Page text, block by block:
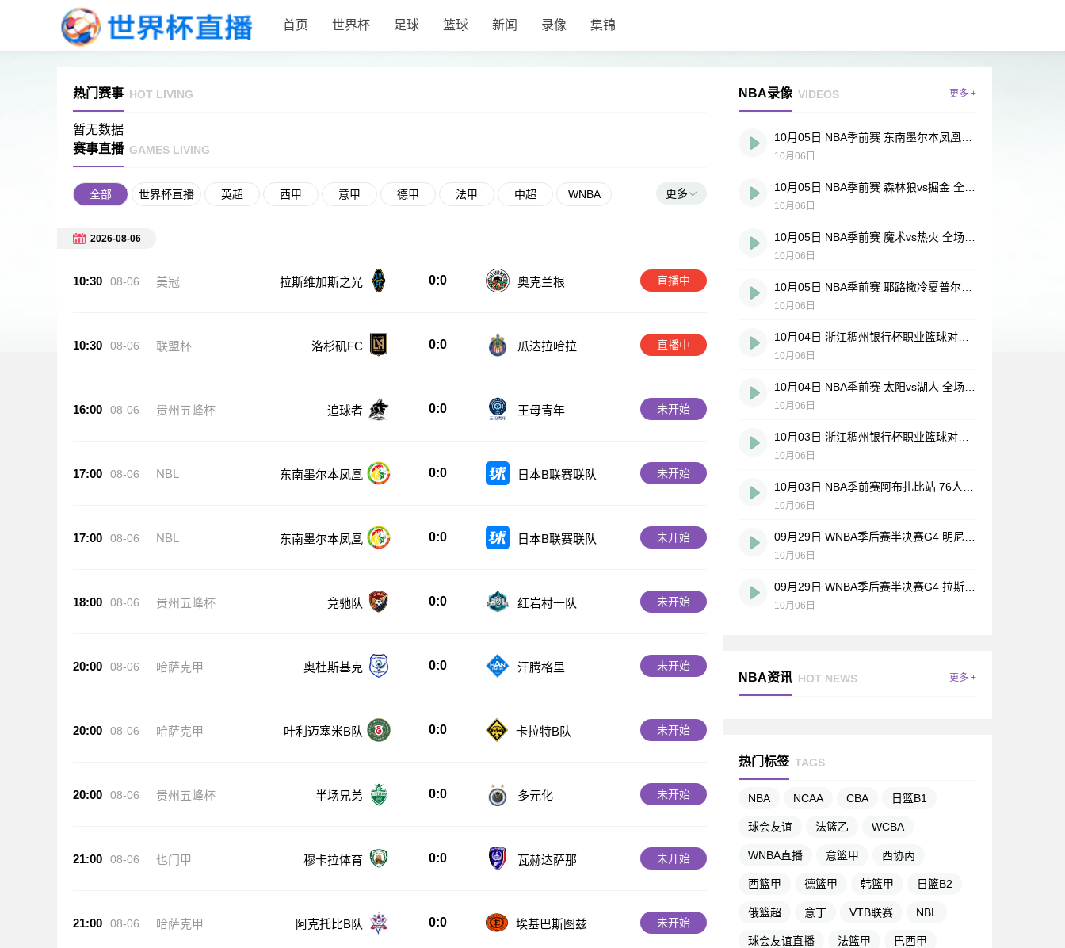
首页 世界杯 足球 篮球 新闻 录像 集锦
热门赛事 HOT LIVING
暂无数据
赛事直播 GAMES LIVING
全部 世界杯直播 英超 西甲 意甲 德甲 法甲 中超 WNBA 更多
2026-08-06
10:30 08-06 美冠 拉斯维加斯之光 0:0 奥克兰根 直播中
10:30 08-06 联盟杯 洛杉矶FC 0:0 瓜达拉哈拉 直播中
16:00 08-06 贵州五峰杯 追球者 0:0 王母青年 未开始
17:00 08-06 NBL 东南墨尔本凤凰 0:0 日本B联赛联队 未开始
17:00 08-06 NBL 东南墨尔本凤凰 0:0 日本B联赛联队 未开始
18:00 08-06 贵州五峰杯 竞驰队 0:0 红岩村一队 未开始
20:00 08-06 哈萨克甲 奥杜斯基克 0:0 汗腾格里 未开始
20:00 08-06 哈萨克甲 叶利迈塞米B队 0:0 卡拉特B队 未开始
20:00 08-06 贵州五峰杯 半场兄弟 0:0 多元化 未开始
21:00 08-06 也门甲 穆卡拉体育 0:0 瓦赫达萨那 未开始
21:00 08-06 哈萨克甲 阿克托比B队 0:0 埃基巴斯图兹 未开始
NBA录像 VIDEOS 更多 +
10月06日
10月06日
10月06日
10月06日
10月06日
10月06日
10月06日
10月06日
10月06日
10月06日
NBA资讯 HOT NEWS 更多 +
热门标签 TAGS
NBA NCAA CBA 日篮B1
球会友谊 法篮乙 WCBA
WNBA直播 意篮甲 西协丙
西篮甲 德篮甲 韩篮甲 日篮B2
俄篮超 意丁 VTB联赛 NBL
球会友谊直播 法篮甲 巴西甲